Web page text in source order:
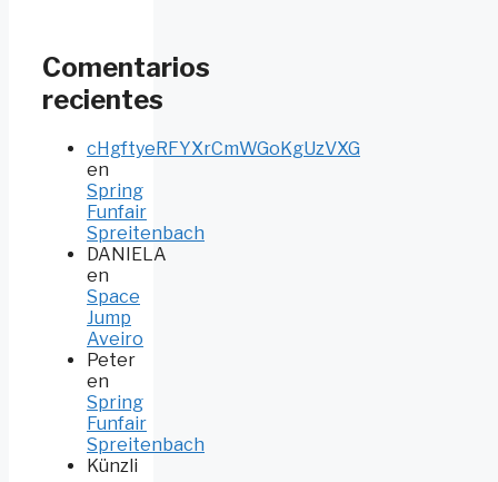
Comentarios
recientes
cHgftyeRFYXrCmWGoKgUzVXG
en
Spring
Funfair
Spreitenbach
DANIELA
en
Space
Jump
Aveiro
Peter
en
Spring
Funfair
Spreitenbach
Künzli